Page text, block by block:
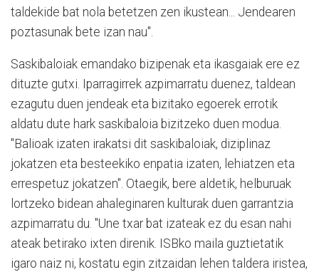
taldekide bat nola betetzen zen ikustean... Jendearen
poztasunak bete izan nau".
Saskibaloiak emandako bizipenak eta ikasgaiak ere ez
dituzte gutxi. Iparragirrek azpimarratu duenez, taldean
ezagutu duen jendeak eta bizitako egoerek errotik
aldatu dute hark saskibaloia bizitzeko duen modua.
"Balioak izaten irakatsi dit saskibaloiak, diziplinaz
jokatzen eta besteekiko enpatia izaten, lehiatzen eta
errespetuz jokatzen". Otaegik, bere aldetik, helburuak
lortzeko bidean ahaleginaren kulturak duen garrantzia
azpimarratu du. "Une txar bat izateak ez du esan nahi
ateak betirako ixten direnik. ISBko maila guztietatik
igaro naiz ni, kostatu egin zitzaidan lehen taldera iristea,